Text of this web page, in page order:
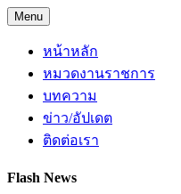
Skip
to
content
Menu
หน้าหลัก
หมวดงานราชการ
บทความ
ข่าว/อัปเดต
ติดต่อเรา
Flash News